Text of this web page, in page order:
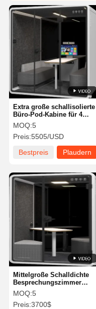
Extra große schallisolierte
Büro-Pod-Kabine für 4
Personen, Standard
ISO9001
MOQ:5
Preis:5505/USD
Bestpreis
Plaudern
Mittelgroße Schalldichte
Besprechungszimmer
Hohe Haltbarkeit für
Arbeitsplätze
MOQ:5
Preis:3700$